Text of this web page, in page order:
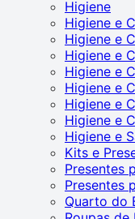
Higiene
Higiene e
Higiene e
Higiene e
Higiene e
Higiene e
Higiene e
Higiene e
Higiene e
Kits e
Presentes
Presentes
Quarto do